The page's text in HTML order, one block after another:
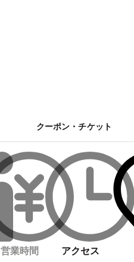
クーポン・チケット
営業時間 アクセス